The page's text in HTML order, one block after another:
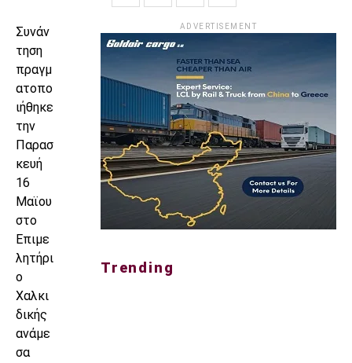
Συνάν
τηση
πραγμ
ατοπο
ιήθηκε
την
Παρασ
κευή
16
Μαϊου
στο
Επιμε
λητήρι
ο
Χαλκι
δικής
ανάμε
σα
ADVERTISEMENT
Trending